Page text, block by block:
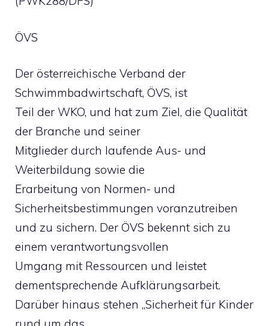
ÖVS
Der österreichische Verband der
Schwimmbadwirtschaft, ÖVS, ist
Teil der WKO, und hat zum Ziel, die Qualität
der Branche und seiner
Mitglieder durch laufende Aus- und
Weiterbildung sowie die
Erarbeitung von Normen- und
Sicherheitsbestimmungen voranzutreiben
und zu sichern. Der ÖVS bekennt sich zu
einem verantwortungsvollen
Umgang mit Ressourcen und leistet
dementsprechende Aufklärungsarbeit.
Darüber hinaus stehen „Sicherheit für Kinder